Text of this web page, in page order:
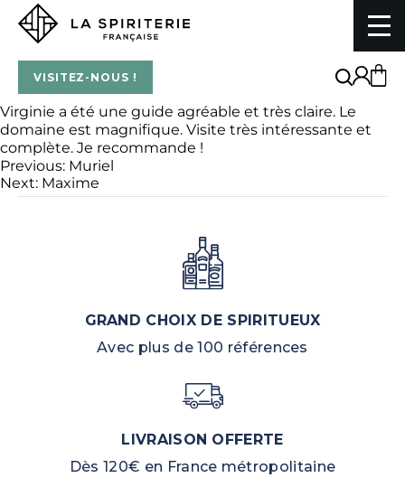
Skip
content
VISITEZ-NOUS !
La Spiriterie Française
Virginie a été une guide agréable et très claire. Le
domaine est magnifique. Visite très intéressante et
complète. Je recommande !
Navigation
Previous: Muriel
Next: Maxime
GRAND CHOIX DE SPIRITUEUX
Avec plus de 100 références
LIVRAISON OFFERTE
Dès 120€ en France métropolitaine